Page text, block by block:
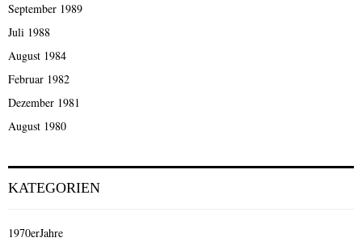
September 1989
Juli 1988
August 1984
Februar 1982
Dezember 1981
August 1980
KATEGORIEN
1970erJahre